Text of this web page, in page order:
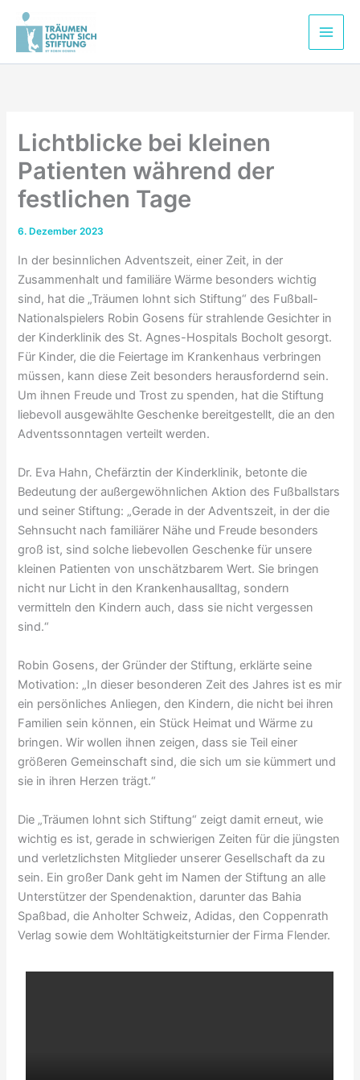
Inhalt
springen
Lichtblicke bei kleinen
Patienten während der
festlichen Tage
6. Dezember 2023
In der besinnlichen Adventszeit, einer Zeit, in der
Zusammenhalt und familiäre Wärme besonders wichtig
sind, hat die „Träumen lohnt sich Stiftung“ des Fußball-
Nationalspielers Robin Gosens für strahlende Gesichter in
der Kinderklinik des St. Agnes-Hospitals Bocholt gesorgt.
Für Kinder, die die Feiertage im Krankenhaus verbringen
müssen, kann diese Zeit besonders herausfordernd sein.
Um ihnen Freude und Trost zu spenden, hat die Stiftung
liebevoll ausgewählte Geschenke bereitgestellt, die an den
Adventssonntagen verteilt werden.
Dr. Eva Hahn, Chefärztin der Kinderklinik, betonte die
Bedeutung der außergewöhnlichen Aktion des Fußballstars
und seiner Stiftung: „Gerade in der Adventszeit, in der die
Sehnsucht nach familiärer Nähe und Freude besonders
groß ist, sind solche liebevollen Geschenke für unsere
kleinen Patienten von unschätzbarem Wert. Sie bringen
nicht nur Licht in den Krankenhausalltag, sondern
vermitteln den Kindern auch, dass sie nicht vergessen
sind.“
Robin Gosens, der Gründer der Stiftung, erklärte seine
Motivation: „In dieser besonderen Zeit des Jahres ist es mir
ein persönliches Anliegen, den Kindern, die nicht bei ihren
Familien sein können, ein Stück Heimat und Wärme zu
bringen. Wir wollen ihnen zeigen, dass sie Teil einer
größeren Gemeinschaft sind, die sich um sie kümmert und
sie in ihren Herzen trägt.“
Die „Träumen lohnt sich Stiftung“ zeigt damit erneut, wie
wichtig es ist, gerade in schwierigen Zeiten für die jüngsten
und verletzlichsten Mitglieder unserer Gesellschaft da zu
sein. Ein großer Dank geht im Namen der Stiftung an alle
Unterstützer der Spendenaktion, darunter das Bahia
Spaßbad, die Anholter Schweiz, Adidas, den Coppenrath
Verlag sowie dem Wohltätigkeitsturnier der Firma Flender.